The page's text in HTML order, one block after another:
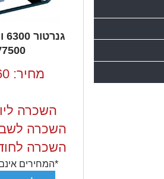
מחיר: 11160
השכרה
השכרה לשבוע:
השכרה לחודש:
*המחירים